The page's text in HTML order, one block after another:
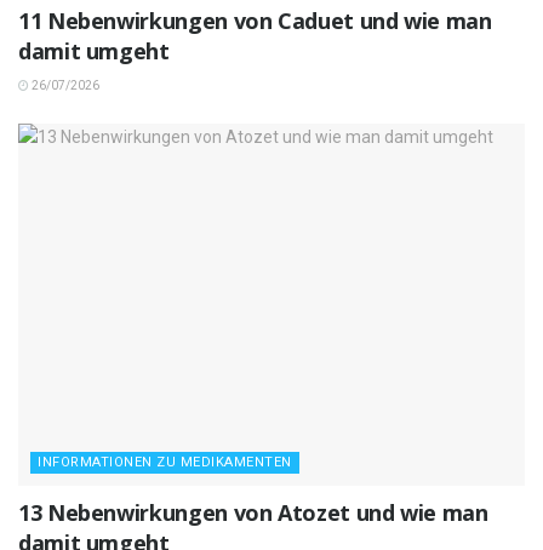
11 Nebenwirkungen von Caduet und wie man
damit umgeht
26/07/2026
INFORMATIONEN ZU MEDIKAMENTEN
13 Nebenwirkungen von Atozet und wie man
damit umgeht